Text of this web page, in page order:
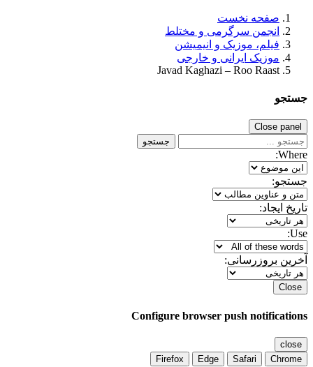
صفحه نخست
انجمن سرگرمی و مختلط
فیلم، موزیک و انیمیشن
موزیک ایرانی و خارجی
Javad Kaghazi – Roo Raast
جستجو
Close panel
جستجو
Where:
جستجو:
تاریخ ایجاد:
Use:
آخرین بروزرسانی:
Close
Configure browser push notifications
close
Chrome
Safari
Edge
Firefox